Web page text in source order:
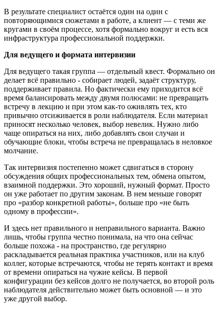
В результате специалист остаётся один на один с
повторяющимися сюжетами в работе, а клиент — с теми же
кругами в своём процессе, хотя формально вокруг и есть вся
инфраструктура профессиональной поддержки.
Для ведущего и формата интервизии
Для ведущего такая группа — отдельный квест. Формально он
делает всё правильно - собирает людей, задаёт структуру,
поддерживает правила. Но фактически ему приходится всё
время балансировать между двумя полюсами: не превращать
встречу в лекцию и при этом как-то оживлять тех, кто
привычно отсиживается в роли наблюдателя. Если материал
приносят несколько человек, выбор невелик. Нужно либо
чаще опираться на них, либо добавлять свои случаи и
обучающие блоки, чтобы встреча не превращалась в неловкое
молчание.
Так интервизия постепенно может сдвигаться в сторону
обсуждения общих профессиональных тем, обмена опытом,
взаимной поддержки. Это хороший, нужный формат. Просто
он уже работает по другим законам. В нем меньше говорят
про «разбор конкретной работы», больше про «не быть
одному в профессии».
И здесь нет правильного и неправильного варианта. Важно
лишь, чтобы группа честно понимала, на что она сейчас
больше похожа - на пространство, где регулярно
раскладывается реальная практика участников, или на клуб
коллег, которые встречаются, чтобы не терять контакт и время
от времени опираться на чужие кейсы. В первой
конфигурации без кейсов долго не получается, во второй роль
наблюдателя действительно может быть основной — и это
уже другой выбор.